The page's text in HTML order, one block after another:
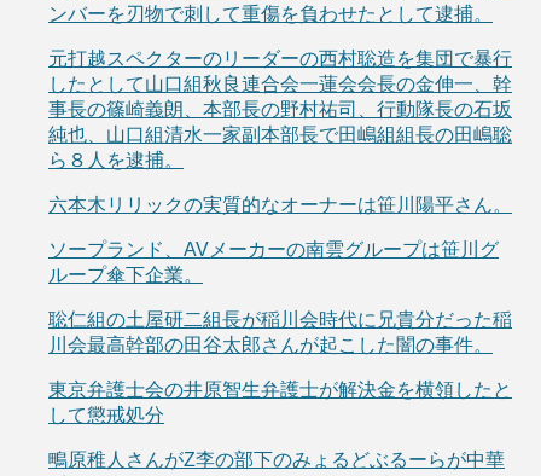
ンバーを刃物で刺して重傷を負わせたとして逮捕。
元打越スペクターのリーダーの西村聡造を集団で暴行
したとして山口組秋良連合会一蓮会会長の金伸一、幹
事長の篠崎義朗、本部長の野村祐司、行動隊長の石坂
純也、山口組清水一家副本部長で田嶋組組長の田嶋聡
ら８人を逮捕。
六本木リリックの実質的なオーナーは笹川陽平さん。
ソープランド、AVメーカーの南雲グループは笹川グ
ループ傘下企業。
聡仁組の土屋研二組長が稲川会時代に兄貴分だった稲
川会最高幹部の田谷太郎さんが起こした闇の事件。
東京弁護士会の井原智生弁護士が解決金を横領したと
して懲戒処分
鴫原稚人さんがZ李の部下のみょるどぶるーらが中華